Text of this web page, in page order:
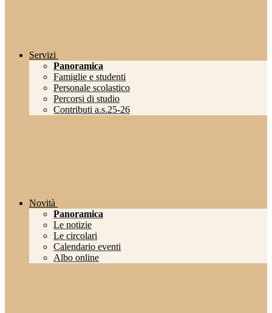
Servizi
Panoramica
Famiglie e studenti
Personale scolastico
Percorsi di studio
Contributi a.s.25-26
Novità
Panoramica
Le notizie
Le circolari
Calendario eventi
Albo online